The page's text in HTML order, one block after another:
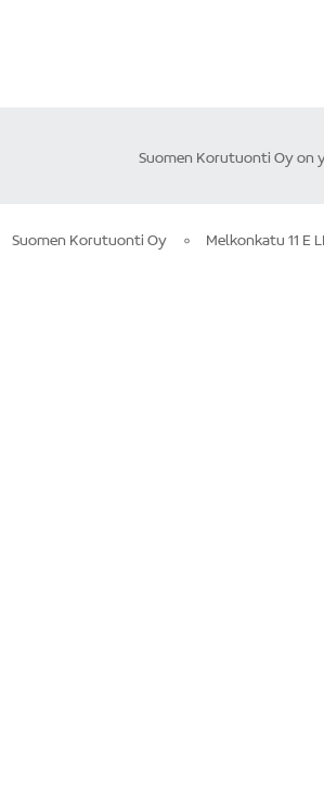
Suomen Korutuonti Oy on
Suomen Korutuonti Oy Melkonkatu 11 E